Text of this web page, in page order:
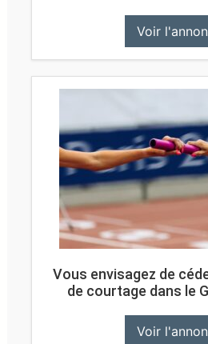
Voir
Vous envisagez de
de courtage dans le
Voir